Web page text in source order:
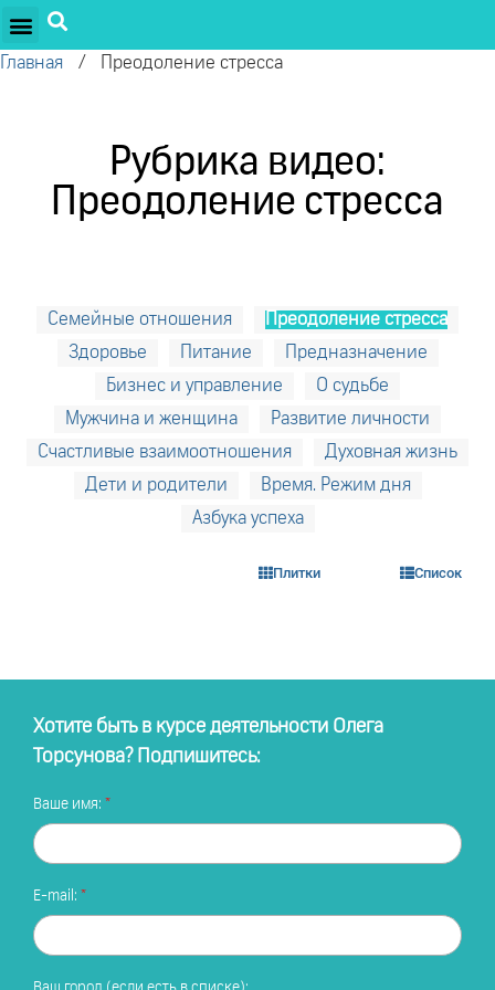
Главная / Преодоление стресса
Рубрика видео:
Преодоление стресса
Семейные отношения
Преодоление стресса
Здоровье
Питание
Предназначение
Бизнес и управление
О судьбе
Мужчина и женщина
Развитие личности
Счастливые взаимоотношения
Духовная жизнь
Дети и родители
Время. Режим дня
Азбука успеха
Плитки Список
Хотите быть в курсе деятельности Олега
Торсунова? Подпишитесь:
Ваше имя:
E-mail: